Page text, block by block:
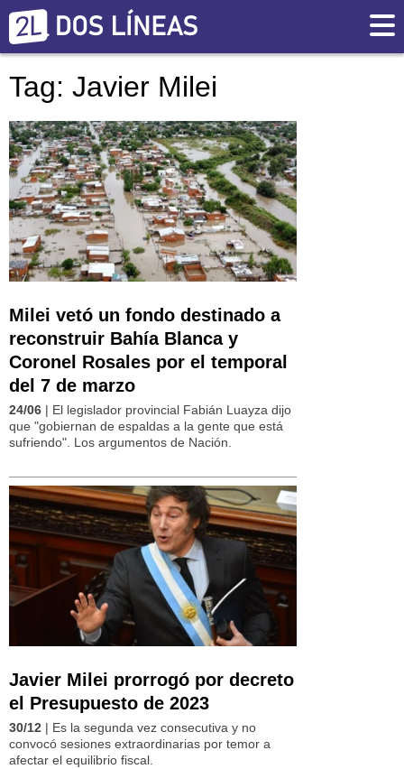
Tag: Javier Milei
Milei vetó un fondo destinado a
reconstruir Bahía Blanca y
Coronel Rosales por el temporal
del 7 de marzo
24/06 | El legislador provincial Fabián Luayza dijo
que "gobiernan de espaldas a la gente que está
sufriendo". Los argumentos de Nación.
Javier Milei prorrogó por decreto
el Presupuesto de 2023
30/12 | Es la segunda vez consecutiva y no
convocó sesiones extraordinarias por temor a
afectar el equilibrio fiscal.